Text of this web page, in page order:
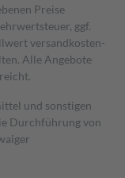
Preise
ggf.
versand­kosten­
Alle Angebote
und sonstigen
Durchführung von